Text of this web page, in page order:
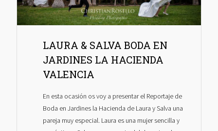
LAURA & SALVA BODA EN
JARDINES LA HACIENDA
VALENCIA
En esta ocasión os voy a presentar el Reportaje de
Boda en Jardines la Hacienda de Laura y Salva una
pareja muy especial. Laura es una mujer sencilla y